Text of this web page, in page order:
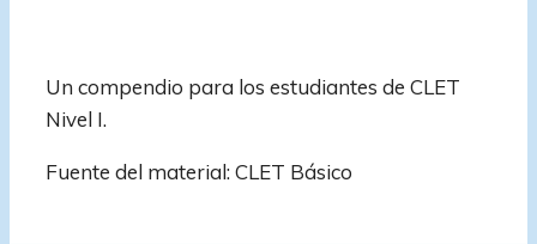
Un compendio para los estudiantes de CLET
Nivel I.
Fuente del material: CLET Básico